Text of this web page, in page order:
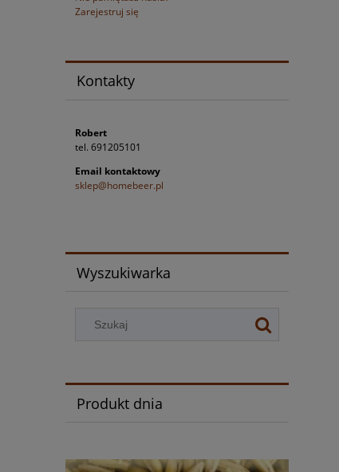
Zarejestruj się
Kontakty
Robert
tel. 691205101
Email kontaktowy
sklep@homebeer.pl
Wyszukiwarka
Produkt dnia